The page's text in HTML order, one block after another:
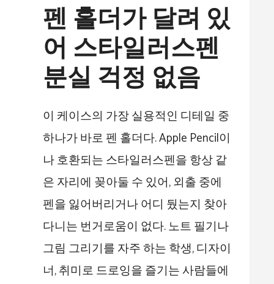
펜 홀더가 달려 있
어 스타일러스펜
분실 걱정 없음
이 케이스의 가장 실용적인 디테일 중
하나가 바로 펜 홀더다. Apple Pencil이
나 호환되는 스타일러스펜을 항상 같
은 자리에 꽂아둘 수 있어, 외출 중에
펜을 잃어버리거나 어디 뒀는지 찾아
다니는 번거로움이 없다. 노트 필기나
그림 그리기를 자주 하는 학생, 디자이
너, 취미로 드로잉을 즐기는 사람들에